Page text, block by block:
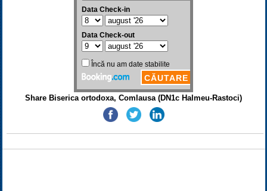
Share Biserica ortodoxa, Comlausa (DN1c Halmeu-Rastoci)